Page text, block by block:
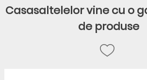
Casasaltelelor vine cu o
de produse